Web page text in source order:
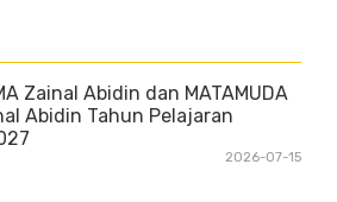
Zainal Abidin dan MATAMUDA
Abidin Tahun Pelajaran
2026-07-15